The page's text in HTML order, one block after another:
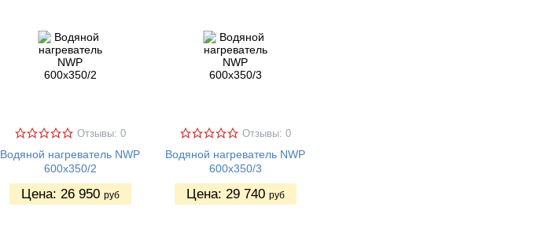
Отзывы: 0
Водяной нагреватель NWP
600х350/2
Цена: 26 950 руб
Отзывы: 0
Водяной нагреватель NWP
600х350/3
Цена: 29 740 руб